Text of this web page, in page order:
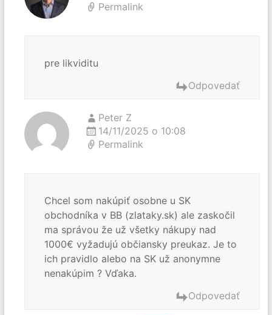
Permalink
pre likviditu
Odpovedať
Peter Z
14/11/2025 o 10:08
Permalink
Chcel som nakúpiť osobne u SK
obchodníka v BB (zlataky.sk) ale zaskočil
ma správou že už všetky nákupy nad
1000€ vyžadujú občiansky preukaz. Je to
ich pravidlo alebo na SK už anonymne
nenakúpim ? Vďaka.
Odpovedať